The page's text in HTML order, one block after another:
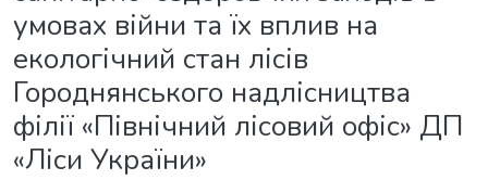
умовах війни та їх вплив на
екологічний стан лісів
Городнянського надлісництва
філії «Північний лісовий офіс» ДП
«Ліси України»